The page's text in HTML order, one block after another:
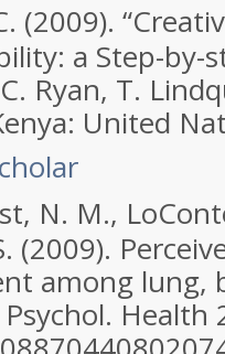
(2009).
a Step-by-
Ryan, T.
United
N. M.,
(2009).
among lung,
Psychol. Health